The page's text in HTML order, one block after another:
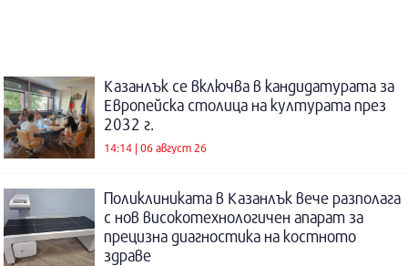
Казанлък се включва в кандидатурата за
Европейска столица на културата през
2032 г.
14:14 | 06 август 26
Поликлиниката в Казанлък вече разполага
с нов високотехнологичен апарат за
прецизна диагностика на костното
здраве